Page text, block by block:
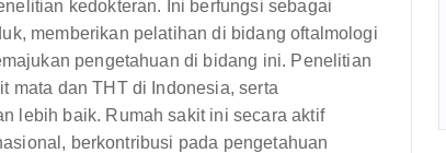
kedokteran. Ini berfungsi sebagai
memberikan pelatihan di bidang oftalmologi
pengetahuan di bidang ini. Penelitian
mata dan THT di Indonesia, serta
lebih baik. Rumah sakit ini secara aktif
berkontribusi pada pengetahuan